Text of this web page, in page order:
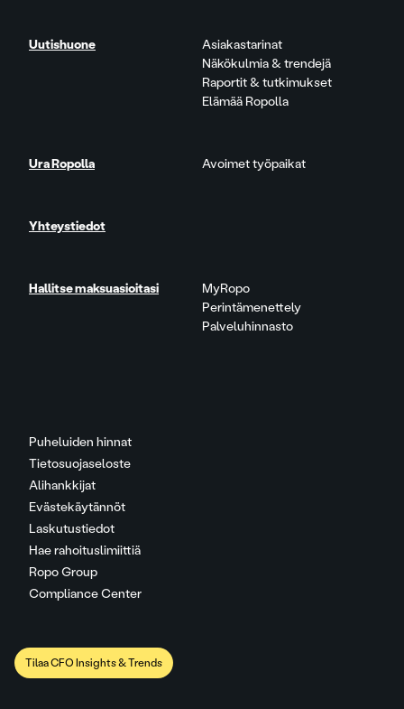
Puheluiden hinnat
Tietosuojaseloste
Alihankkijat
Evästekäytännöt
Laskutustiedot
Hae rahoituslimiittiä
Ropo Group
Compliance Center
Uutishuone
Asiakastarinat
Näkökulmia & trendejä
Raportit & tutkimukset
Elämää Ropolla
Ura Ropolla Avoimet työpaikat
Yhteystiedot
Hallitse maksuasioitasi
MyRopo
Perintämenettely
Palveluhinnasto
Tilaa CFO Insights & Trends